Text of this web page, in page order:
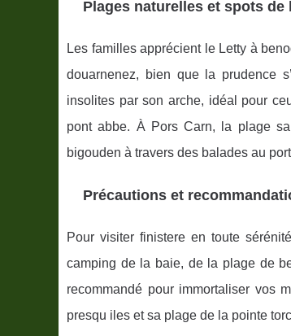
Plages naturelles et spots de
Les familles apprécient le Letty à
douarnenez, bien que la prudence
insolites par son arche, idéal pour
pont abbe. À Pors Carn, la plage
bigouden à travers des balades au
Précautions et
Pour visiter finistere en toute
camping de la baie, de la plage de
recommandé pour immortaliser vos
presqu iles et sa plage de la pointe